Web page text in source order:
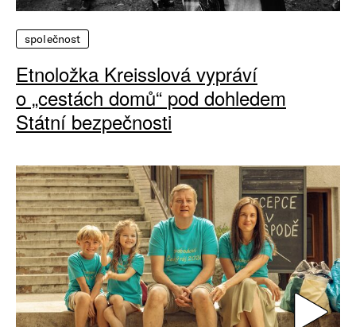
společnost
Etnoložka Kreisslová vypráví
o „cestách domů“ pod dohledem
Státní bezpečnosti